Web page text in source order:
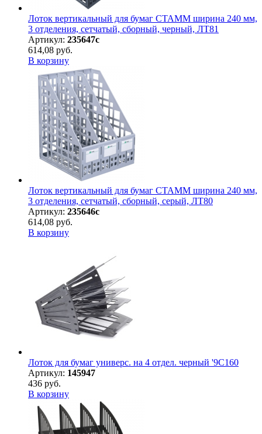
Лоток вертикальный для бумаг СТАММ ширина 240 мм,
3 отделения, сетчатый, сборный, черный, ЛТ81
Артикул: 235647с
614,08 руб.
В корзину
Лоток вертикальный для бумаг СТАММ ширина 240 мм,
3 отделения, сетчатый, сборный, серый, ЛТ80
Артикул: 235646с
614,08 руб.
В корзину
Лоток для бумаг универс. на 4 отдел. черный '9С160
Артикул: 145947
436 руб.
В корзину